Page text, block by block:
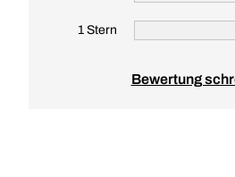
1 Stern
Bewertung